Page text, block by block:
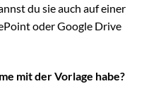
du sie auch auf einer
oder Google Drive
mit der Vorlage habe?